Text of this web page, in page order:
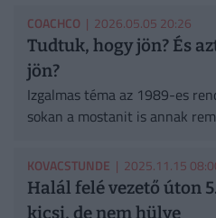
COACHCO | 2026.05.05 20:26
Tudtuk, hogy jön? És
jön?
Izgalmas téma az 1989-es
sokan a mostanit is annak
KOVACSTUNDE | 2025.11.15
Halál felé vezető úton
kicsi, de nem hülye